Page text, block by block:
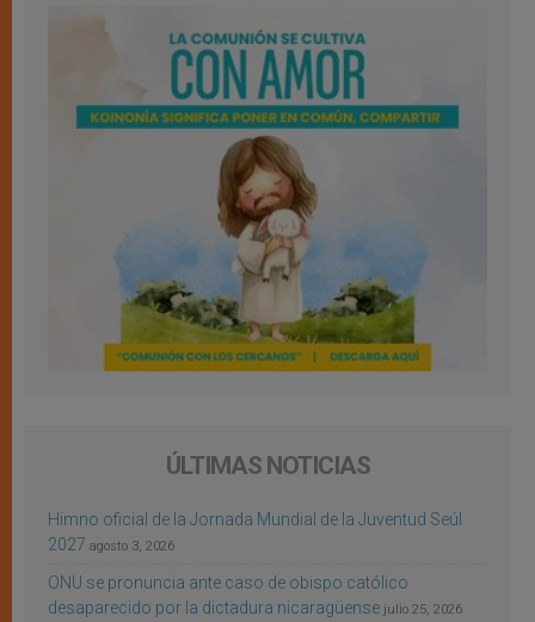
ÚLTIMAS NOTICIAS
Himno oficial de la Jornada Mundial de la Juventud Seúl
2027 agosto 3, 2026
ONU se pronuncia ante caso de obispo católico
desaparecido por la dictadura nicaragüense julio 25, 2026